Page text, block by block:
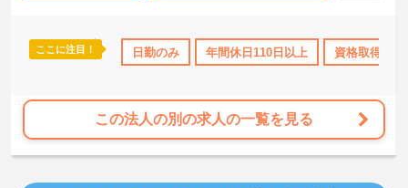
無資格OK 日勤のみ 年間休日110日以上 資格取得サポ
ここに注目！ 日勤のみ 年間休日110日以上 資格取得サポ
この法人の別の求人の一覧を見る